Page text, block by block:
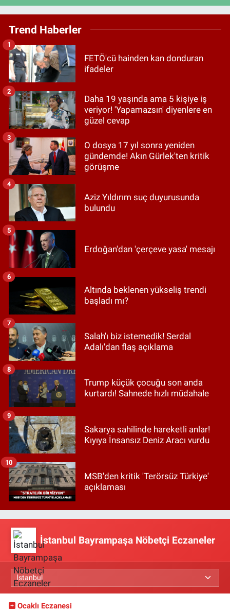
Trend Haberler
FETÖ'cü hainden kan donduran
ifadeler
1
Daha 19 yaşında ama 5 kişiye iş
veriyor! 'Yapamazsın' diyenlere en
güzel cevap
2
O dosya 17 yıl sonra yeniden
gündemde! Akın Gürlek'ten kritik
görüşme
3
Aziz Yıldırım suç duyurusunda
bulundu
4
Erdoğan'dan 'çerçeve yasa' mesajı
5
Altında beklenen yükseliş trendi
başladı mı?
6
Salah'ı biz istemedik! Serdal
Adalı'dan flaş açıklama
7
Trump küçük çocuğu son anda
kurtardı! Sahnede hızlı müdahale
8
Sakarya sahilinde hareketli anlar!
Kıyıya İnsansız Deniz Aracı vurdu
9
MSB'den kritik 'Terörsüz Türkiye'
açıklaması
10
İstanbul Bayrampaşa Nöbetçi Eczaneler
Ocaklı Eczanesi